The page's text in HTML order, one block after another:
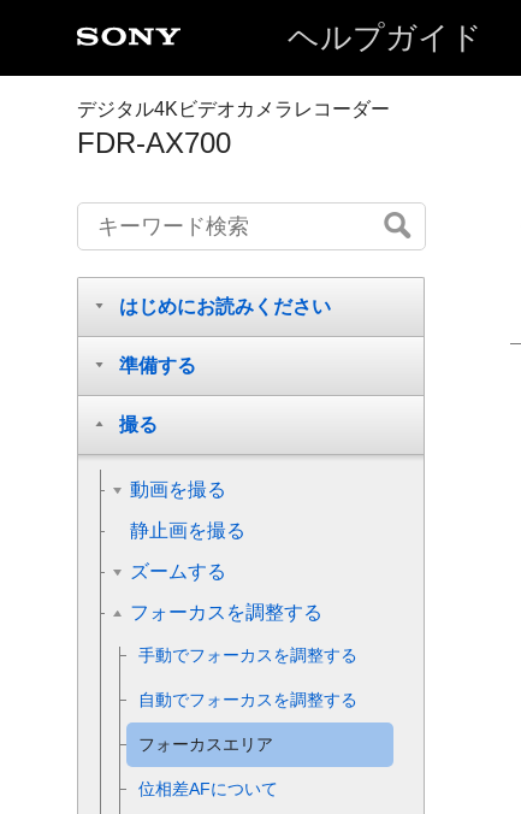
ヘルプガイド
デジタル4Kビデオカメラレコーダー
FDR-AX700
はじめにお読みください
準備する
撮る
動画を撮る
静止画を撮る
ズームする
フォーカスを調整する
手動でフォーカスを調整する
自動でフォーカスを調整する
フォーカスエリア
位相差AFについて